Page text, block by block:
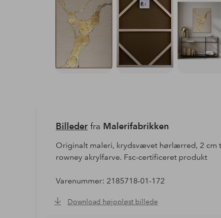
Billederfra Malerifabrikken
Originalt maleri, krydsvævet hørlærred, 2 cm
rowney akrylfarve. Fsc-certificeret produkt
Varenummer: 2185718-01-172
Download højopløst billede